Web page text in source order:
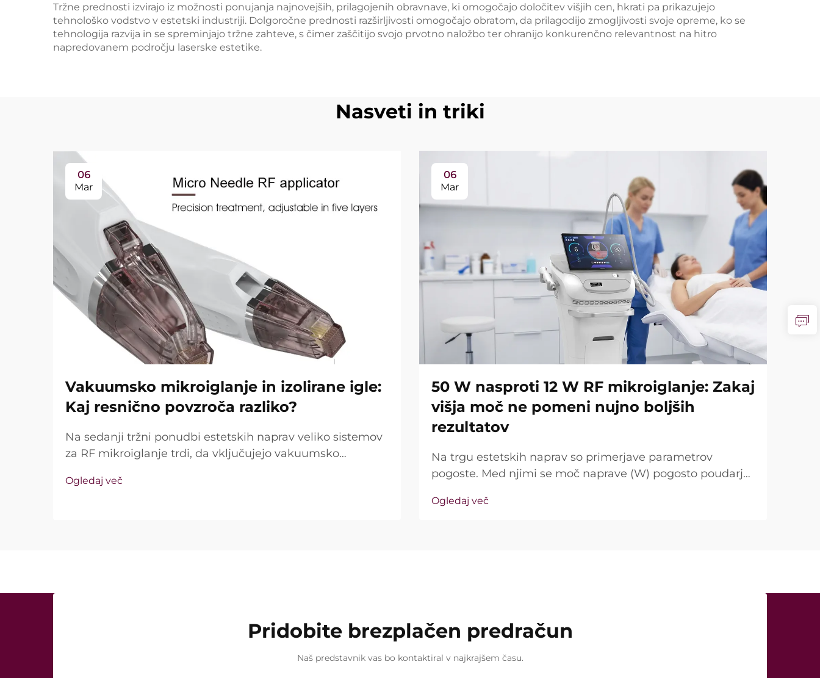
Tržne prednosti izvirajo iz možnosti ponujanja najnovejših, prilagojenih obravnave, ki omogočajo določitev višjih cen, hkrati pa prikazujejo
tehnološko vodstvo v estetski industriji. Dolgoročne prednosti razširljivosti omogočajo obratom, da prilagodijo zmogljivosti svoje opreme, ko se
tehnologija razvija in se spreminjajo tržne zahteve, s čimer zaščitijo svojo prvotno naložbo ter ohranijo konkurenčno relevantnost na hitro
napredovanem področju laserske estetike.
Nasveti in triki
06
Mar
Vakuumsko mikroiglanje in izolirane igle:
Kaj resnično povzroča razliko?
Na sedanji tržni ponudbi estetskih naprav veliko sistemov
za RF mikroiglanje trdi, da vključujejo vakuumsko
te funkcije sploh obstajajo, temveč kako natančno delujejo
Ogledaj več
06
Mar
50 W nasproti 12 W RF mikroiglanje: Zakaj
višja moč ne pomeni nujno boljših
rezultatov
Na trgu estetskih naprav so primerjave parametrov
pogoste. Med njimi se moč naprave (W) pogosto poudarja
resničnost precej drugačna. V mnogih primerih tako
Ogledaj več
Pridobite brezplačen predračun
Naš predstavnik vas bo kontaktiral v najkrajšem času.